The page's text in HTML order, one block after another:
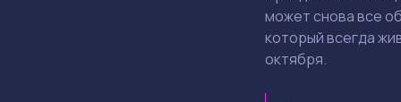
может снова все
который всегда
октября.